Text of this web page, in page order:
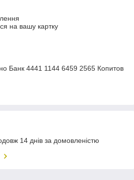
на вашу картку
Банк 4441 1144 6459 2565 Копитов
14 днів за домовленістю